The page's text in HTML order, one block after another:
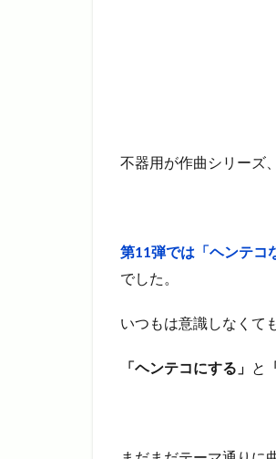
不器用が作曲シリーズ
第11弾では「ヘンテコ
でした。
いつもは意識しなくて
「ヘンテコにする」 と